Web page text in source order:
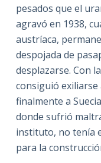
pesados que el
agravó en 1938,
austríaca,
despojada de
desplazarse. Con
consiguió
finalmente a
donde sufrió
instituto, no tenía
para la